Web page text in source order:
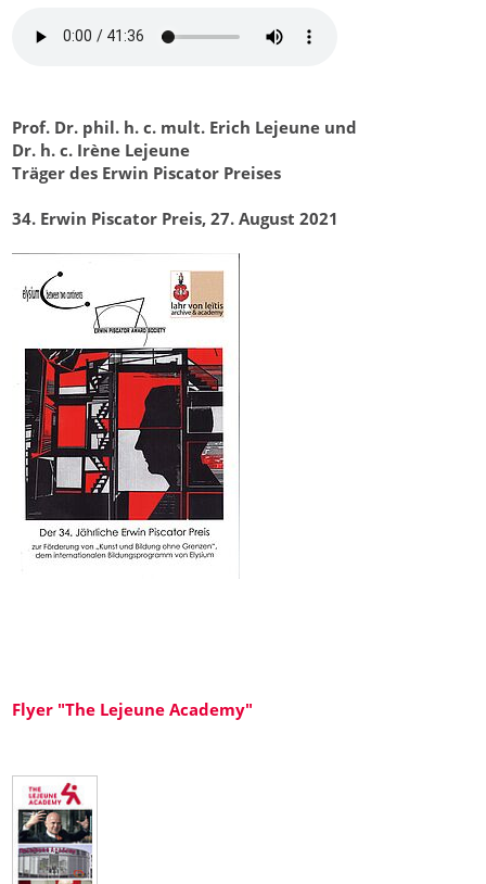
Prof. Dr. phil. h. c. mult. Erich Lejeune und
Dr. h. c. Irène Lejeune
Träger des Erwin Piscator Preises
34. Erwin Piscator Preis, 27. August 2021
Flyer "The Lejeune Academy"